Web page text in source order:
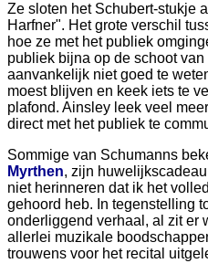
Ze sloten het Schubert-stukje
Harfner". Het grote verschil
hoe ze met het publiek
publiek bijna op de schoot
aanvankelijk niet goed te
moest blijven en keek iets te
plafond. Ainsley leek veel
direct met het publiek te
Sommige van Schumanns
Myrthen, zijn
niet herinneren dat ik het
gehoord heb. In tegenstelling
onderliggend verhaal, al zit er
allerlei muzikale
trouwens voor het recital